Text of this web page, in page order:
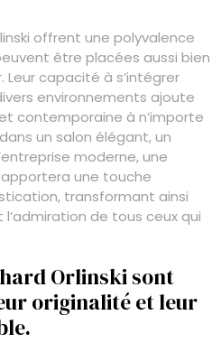
offrent une polyvalence
être placées aussi bien
Leur capacité à s’intégrer
environnements ajoute
contemporaine à n’importe
un salon élégant, un
moderne, une
une touche
transformant ainsi
de tous ceux qui
Orlinski sont
originalité et leur